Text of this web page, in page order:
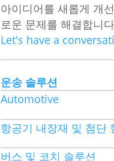
아이디어를 새롭게 개
로운 문제를 해결합니
Let's have a
운송 솔루션
Automotive
항공기 내장재 및 첨단
버스 및 코치 솔루션